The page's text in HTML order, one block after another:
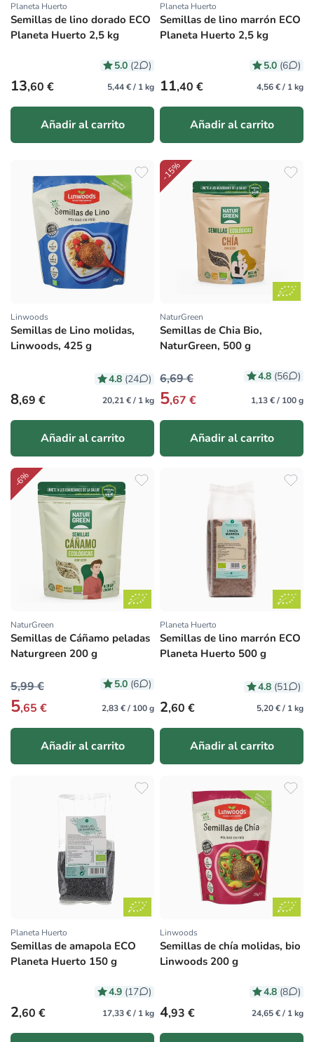
Proveedor:
Planeta Huerto
Semillas de lino dorado ECO
Planeta Huerto 2,5 kg
5.0 (2 )
Precio habitual
13,60 € 5,44 € / 1 kg
Añadir al carrito
Proveedor:
Planeta Huerto
Semillas de lino marrón ECO
Planeta Huerto 2,5 kg
5.0 (6 )
Precio habitual
11,40 € 4,56 € / 1 kg
Añadir al carrito
Proveedor:
Linwoods
Semillas de Lino molidas,
Linwoods, 425 g
4.8 (24 )
Precio habitual
8,69 € 20,21 € / 1 kg
Añadir al carrito
-15%
Proveedor:
NaturGreen
Semillas de Chia Bio,
NaturGreen, 500 g
4.8 (56 )
6,69 €
5,67 € 1,13 € / 100 g
Añadir al carrito
-6%
Proveedor:
NaturGreen
Semillas de Cáñamo peladas
Naturgreen 200 g
5.0 (6 )
5,99 €
5,65 € 2,83 € / 100 g
Añadir al carrito
Proveedor:
Planeta Huerto
Semillas de lino marrón ECO
Planeta Huerto 500 g
4.8 (51 )
Precio habitual
2,60 € 5,20 € / 1 kg
Añadir al carrito
Proveedor:
Planeta Huerto
Semillas de amapola ECO
Planeta Huerto 150 g
4.9 (17 )
Precio habitual
2,60 € 17,33 € / 1 kg
Proveedor:
Linwoods
Semillas de chía molidas, bio
Linwoods 200 g
4.8 (8 )
Precio habitual
4,93 € 24,65 € / 1 kg